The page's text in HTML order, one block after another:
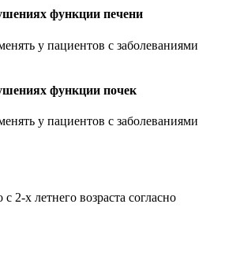
функции печени
у пациентов с заболеваниями
функции почек
у пациентов с заболеваниями
2-х летнего возраста согласно